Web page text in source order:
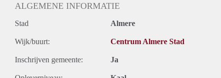
ALGEMENE INFORMATIE
Stad Almere
Wijk/buurt: Centrum Almere Stad
Inschrijven gemeente: Ja